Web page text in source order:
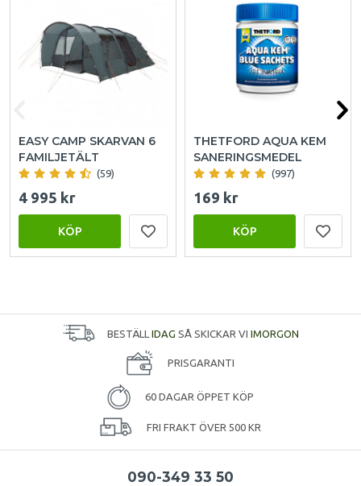
EASY CAMP SKARVAN 6
FAMILJETÄLT
(59)
4 995 kr
KÖP
THETFORD AQUA KEM
SANERINGSMEDEL
(997)
169 kr
KÖP
BESTÄLL IDAG SÅ SKICKAR VI IMORGON
PRISGARANTI
60 DAGAR ÖPPET KÖP
FRI FRAKT ÖVER 500 KR
090-349 33 50